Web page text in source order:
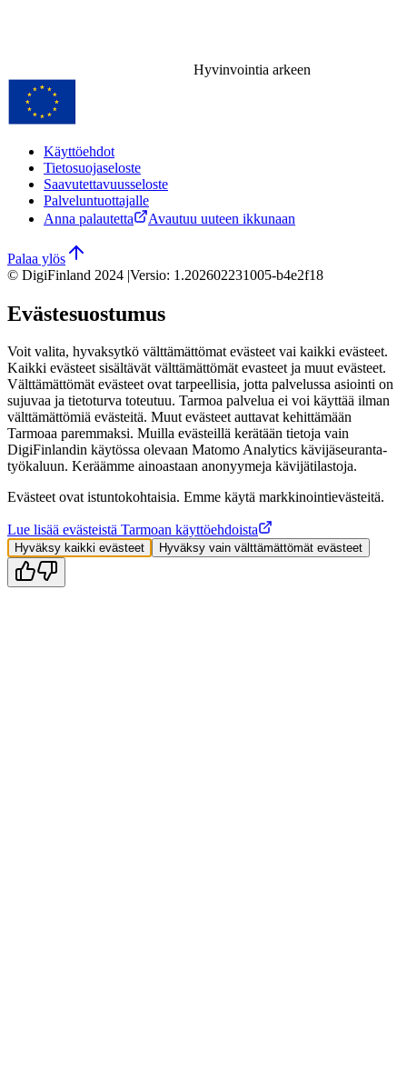
Hyvinvointia arkeen
Käyttöehdot
Tietosuojaseloste
Saavutettavuusseloste
Palveluntuottajalle
Anna palautetta
Avautuu uuteen ikkunaan
Palaa ylös
© DigiFinland 2024 |Versio: 1.202602231005-b4e2f18
Evästesuostumus
Voit valita, hyvaksytkö välttämättömat evästeet vai kaikki evästeet.
Kaikki evästeet sisältävät välttämättömät evasteet ja muut evästeet.
Välttämättömät evästeet ovat tarpeellisia, jotta palvelussa asiointi on
sujuvaa ja tietoturva toteutuu. Tarmoa palvelua ei voi käyttää ilman
välttämättömiä evästeitä. Muut evästeet auttavat kehittämään
Tarmoaa paremmaksi. Muilla evästeillä kerätään tietoja vain
DigiFinlandin käytössa olevaan Matomo Analytics kävijäseuranta-
työkaluun. Keräämme ainoastaan anonyymeja kävijätilastoja.
Evästeet ovat istuntokohtaisia. Emme käytä markkinointievästeitä.
Lue lisää evästeistä Tarmoan käyttöehdoista
Hyväksy kaikki evästeet Hyväksy vain välttämättömät evästeet